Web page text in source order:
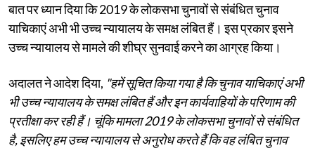
बात पर ध्यान दिया कि 2019 के लोकसभा चुनावों से संबंधित चुनाव
याचिकाएं अभी भी उच्च न्यायालय के समक्ष लंबित हैं। इस प्रकार इसने
उच्च न्यायालय से मामले की शीघ्र सुनवाई करने का आग्रह किया।
अदालत ने आदेश दिया, "हमें सूचित किया गया है कि चुनाव याचिकाएं अभी
भी उच्च न्यायालय के समक्ष लंबित हैं और इन कार्यवाहियों के परिणाम की
प्रतीक्षा कर रही हैं। चूंकि मामला 2019 के लोकसभा चुनावों से संबंधित
है, इसलिए हम उच्च न्यायालय से अनुरोध करते हैं कि वह लंबित चुनाव